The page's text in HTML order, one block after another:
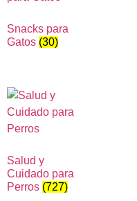
Snacks para
Gatos (30)
Salud y
Cuidado para
Perros (727)